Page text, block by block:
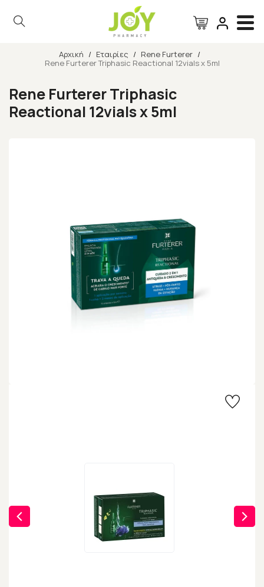
Αναζήτηση
Αρχική / Εταιρίες / Rene Furterer /
Rene Furterer Triphasic Reactional 12vials x 5ml
Rene Furterer Triphasic
Reactional 12vials x 5ml